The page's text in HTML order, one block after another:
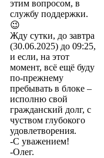
этим вопросом, в
службу поддержки.
😉
Жду сутки, до завтра
(30.06.2025) до 09:25,
и если, на этот
момент, всё ещё буду
по-прежнему
пребывать в блоке –
исполню свой
гражданский долг, с
чуством глубокого
удовлетворения.
-С уважением!
-Олег.